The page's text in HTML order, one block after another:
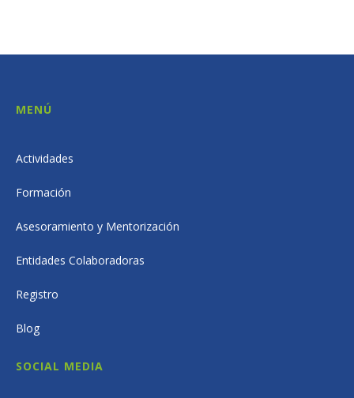
MENÚ
Actividades
Formación
Asesoramiento y Mentorización
Entidades Colaboradoras
Registro
Blog
SOCIAL MEDIA